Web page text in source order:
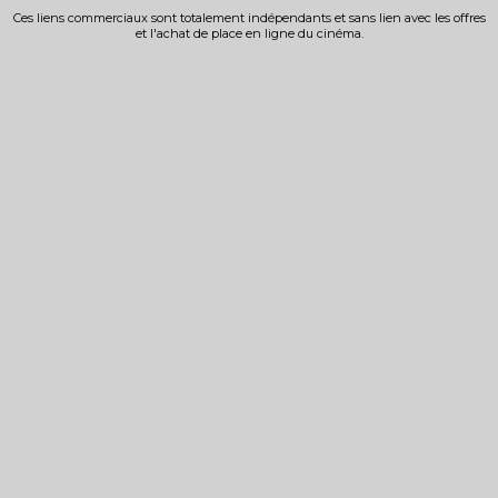
Ces liens commerciaux sont totalement indépendants et sans lien avec les offres
et l'achat de place en ligne du cinéma.